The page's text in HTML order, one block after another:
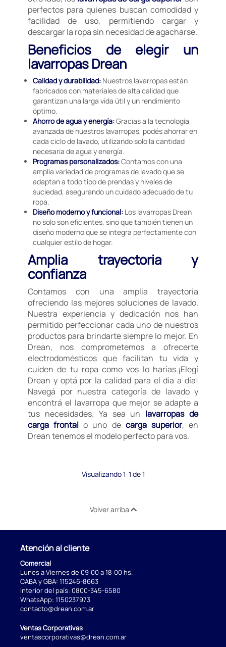
perfectos para quienes buscan comodidad y
facilidad de uso, permitiendo cargar y
descargar la ropa sin necesidad de agacharse.
Beneficios de elegir un
lavarropas Drean
Calidad y durabilidad: Nuestros lavarropas están
fabricados con materiales de alta calidad que
garantizan una larga vida útil y un rendimiento
óptimo.
Ahorro de agua y energía:Gracias a la tecnología
avanzada de nuestros lavarropas, podés ahorrar en
cada ciclo de lavado, utilizando solo la cantidad
necesaria de agua y energía.
Programas personalizados:Contamos con una
amplia variedad de programas de lavado que se
adaptan a todo tipo de prendas y niveles de
suciedad, asegurando un cuidado adecuado de tu
ropa.
Diseño moderno y funcional: Los lavarropas Drean
no solo son eficientes, sino que también tienen un
diseño moderno que se integra perfectamente con
cualquier estilo de hogar.
Amplia trayectoria y
confianza
Contamos con una amplia trayectoria
ofreciendo las mejores soluciones de lavado.
Nuestra experiencia y dedicación nos han
permitido perfeccionar cada uno de nuestros
productos para brindarte siempre lo mejor. En
Drean, nos comprometemos a ofrecerte
electrodomésticos que facilitan tu vida y
cuiden de tu ropa como vos lo harías.¡Elegí
Drean y optá por la calidad para el día a día!
Navegá por nuestra categoría de lavado y
encontrá el lavarropa que mejor se adapte a
tus necesidades. Ya sea un lavarropas de
carga frontal o uno de carga superior, en
Drean tenemos el modelo perfecto para vos.
Visualizando 1-1 de 1
Volver arriba
Atención al cliente
Comercial
Lunes a Viernes de 09:00 a 18:00 hs.
CABA y GBA: 115246-8663
Interior del país: 0800-345-6580
WhatsApp: 1150237973
contacto@drean.com.ar
Ventas Corporativas
ventascorporativas@drean.com.ar